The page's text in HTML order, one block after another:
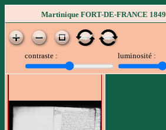
Martinique FORT-DE-FRANCE 1849
contraste : luminosité :